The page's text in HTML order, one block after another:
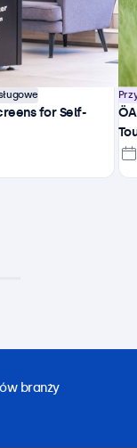
for Self-
branży